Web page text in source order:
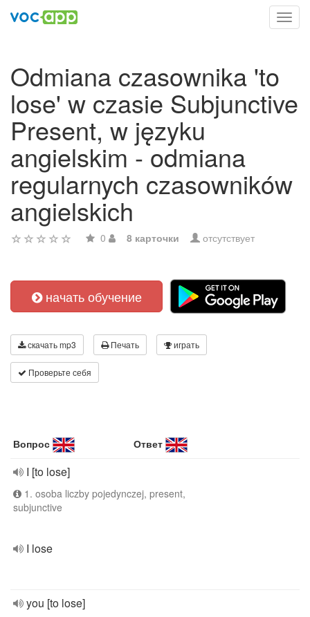
Odmiana czasownika 'to
lose' w czasie Subjunctive
Present, w języku
angielskim - odmiana
regularnych czasowników
angielskich
0 8 карточки отсутствует
начать обучение
скачать mp3 Печать играть
Проверьте себя
Вопрос Ответ
I [to lose]
1. osoba liczby pojedynczej, present,
subjunctive
I lose
you [to lose]